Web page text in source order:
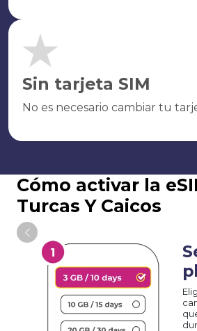
Sin tarjeta SIM
No es necesario cambiar tu
Cómo activar la
Turcas Y Caicos